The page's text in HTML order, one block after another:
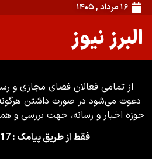
۱۶ مرداد , ۱۴۰۵
البرز نیوز
از تمامی فعالان فضای مجازی و
دعوت می‌شود در صورت داشتن
حوزه اخبار و رسانه، جهت بررسی و
فقط از طریق پیامک : 09127679717